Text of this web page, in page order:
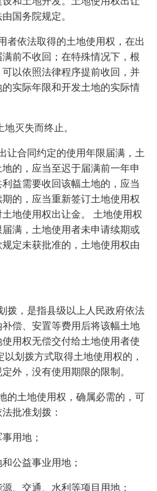
国务院规定。
者依法取得的土地使用权，在出
前不收回；在特殊情况下，根
以依照法律程序提前收回，并
实际年限和开发土地的实际情
灭失而终止。
让合同约定的使用年限届满，土
的，应当至迟于届满前一年申
益需要收回该幅土地的，应当
的，应当重新签订土地使用权
地使用权出让金。 土地使用权
满，土地使用者未申请续期或
定未获批准的，土地使用权由
拨，是指县级以上人民政府依法
偿、安置等费用后将该幅土地
用权无偿交付给土地使用者使
划拨方式取得土地使用权的，
外，没有使用期限的限制。
的土地使用权，确属必需的，可
批准划拨：
用地；
公益事业用地；
、交通、水利等项目用地；